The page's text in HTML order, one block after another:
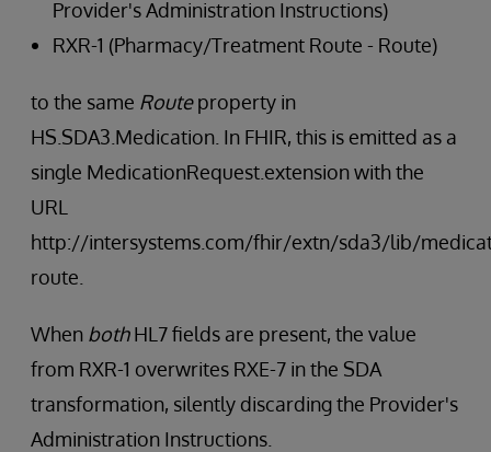
Provider's Administration Instructions)
RXR-1 (Pharmacy/Treatment Route - Route)
to the same Routeproperty in
HS.SDA3.Medication. In FHIR, this is emitted as a
single MedicationRequest.extension with the
URL
http://intersystems.com/fhir/extn/sda3/lib/
route.
When bothHL7 fields are present, the value
from RXR-1 overwrites RXE-7 in the SDA
transformation, silently discarding the Provider's
Administration Instructions.